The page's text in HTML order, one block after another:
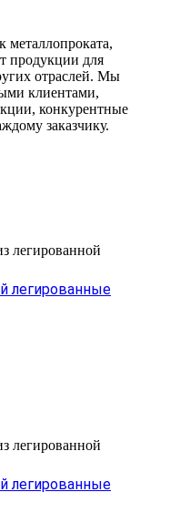
продукции для
отраслей. Мы
клиентами,
конкурентные
заказчику.
легированной
легированные
легированной
легированные